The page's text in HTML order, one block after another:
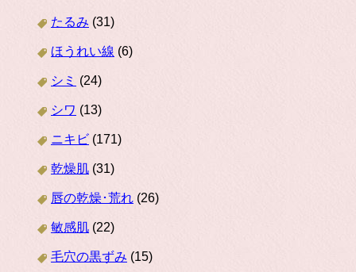
たるみ (31)
ほうれい線 (6)
シミ (24)
シワ (13)
ニキビ (171)
乾燥肌 (31)
唇の乾燥･荒れ (26)
敏感肌 (22)
毛穴の黒ずみ (15)